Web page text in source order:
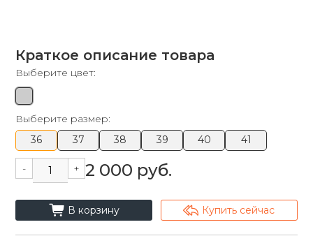
Краткое описание товара
Выберите цвет:
Выберите размер:
36
37 38 39 40 41
- + 2 000 руб.
cart_fill В корзину arrowshape_turn_up_left_2 Купить сейчас